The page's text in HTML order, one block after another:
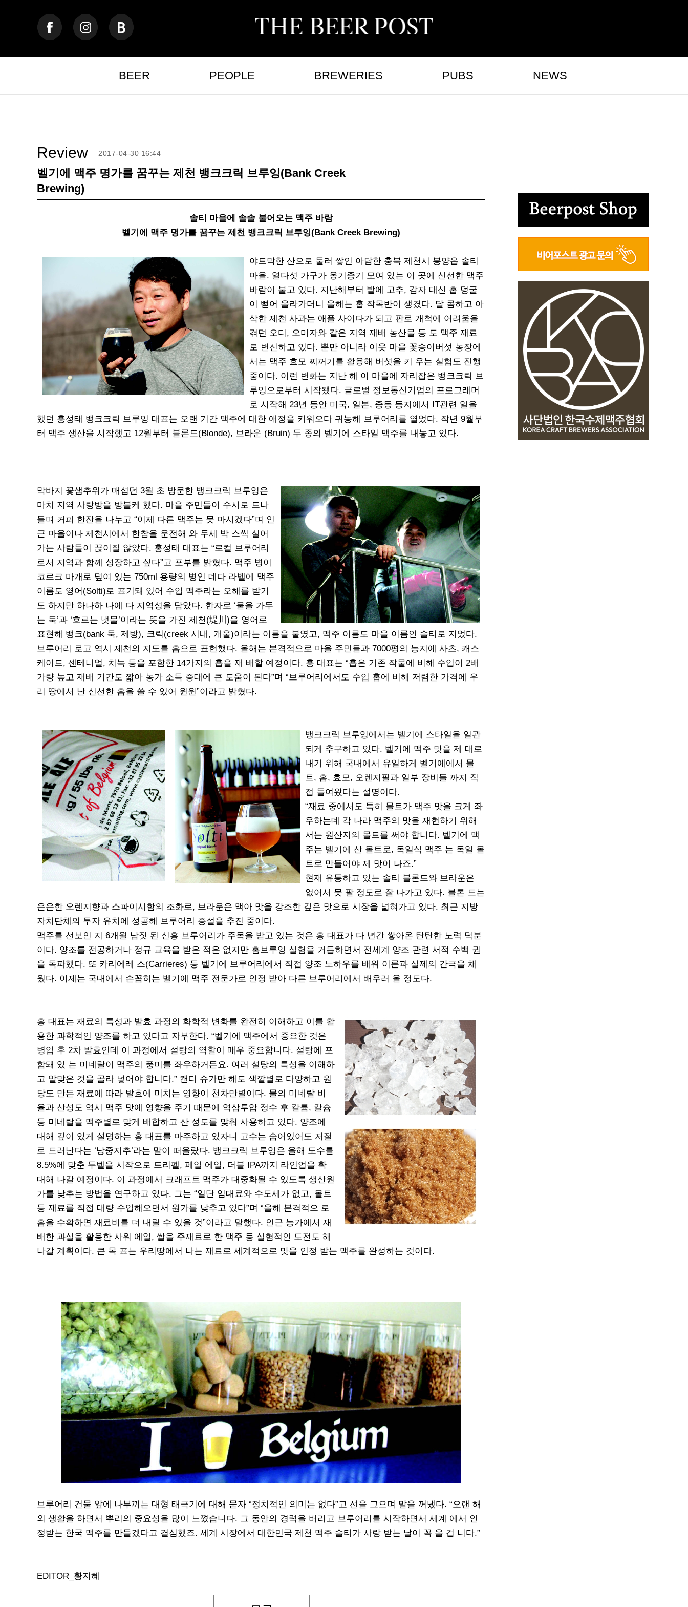
BEER PEOPLE BREWERIES PUBS NEWS
Review
벨기에 맥주 명가를 꿈꾸는 제천 뱅크크릭 브루잉(Bank Creek
Brewing)
2017-04-30 16:44
솔티 마을에 솔솔 불어오는 맥주 바람
벨기에 맥주 명가를 꿈꾸는 제천 뱅크크릭 브루잉(Bank Creek Brewing)
야트막한 산으로 둘러 쌓인 아담한 충북 제천시 봉양읍 솔티
마을. 열다섯 가구가 옹기종기 모여 있는 이 곳에 신선한 맥주
바람이 불고 있다. 지난해부터 밭에 고추, 감자 대신 홉 덩굴
이 뻗어 올라가더니 올해는 홉 작목반이 생겼다. 달 콤하고 아
삭한 제천 사과는 애플 사이다가 되고 판로 개척에 어려움을
겪던 오디, 오미자와 같은 지역 재배 농산물 등 도 맥주 재료
로 변신하고 있다. 뿐만 아니라 이웃 마을 꽃송이버섯 농장에
서는 맥주 효모 찌꺼기를 활용해 버섯을 키 우는 실험도 진행
중이다. 이런 변화는 지난 해 이 마을에 자리잡은 뱅크크릭 브
루잉으로부터 시작됐다. 글로벌 정보통신기업의 프로그래머
로 시작해 23년 동안 미국, 일본, 중동 등지에서 IT관련 일을
했던 홍성태 뱅크크릭 브루잉 대표는 오랜 기간 맥주에 대한 애정을 키워오다 귀농해 브루어리를 열었다. 작년 9월부
터 맥주 생산을 시작했고 12월부터 블론드(Blonde), 브라운 (Bruin) 두 종의 벨기에 스타일 맥주를 내놓고 있다.
막바지 꽃샘추위가 매섭던 3월 초 방문한 뱅크크릭 브루잉은
마치 지역 사랑방을 방불케 했다. 마을 주민들이 수시로 드나
들며 커피 한잔을 나누고 “이제 다른 맥주는 못 마시겠다”며 인
근 마을이나 제천시에서 한참을 운전해 와 두세 박 스씩 실어
가는 사람들이 끊이질 않았다. 홍성태 대표는 “로컬 브루어리
로서 지역과 함께 성장하고 싶다”고 포부를 밝혔다. 맥주 병이
코르크 마개로 덮여 있는 750ml 용량의 병인 데다 라벨에 맥주
이름도 영어(Solti)로 표기돼 있어 수입 맥주라는 오해를 받기
도 하지만 하나하 나에 다 지역성을 담았다. 한자로 ‘물을 가두
는 둑’과 ‘흐르는 냇물’이라는 뜻을 가진 제천(堤川)을 영어로
표현해 뱅크(bank 둑, 제방), 크릭(creek 시내, 개울)이라는 이름을 붙였고, 맥주 이름도 마을 이름인 솔티로 지었다.
브루어리 로고 역시 제천의 지도를 홉으로 표현했다. 올해는 본격적으로 마을 주민들과 7000평의 농지에 사츠, 캐스
케이드, 센테니얼, 치눅 등을 포함한 14가지의 홉을 재 배할 예정이다. 홍 대표는 “홉은 기존 작물에 비해 수입이 2배
가량 높고 재배 기간도 짧아 농가 소득 증대에 큰 도움이 된다”며 “브루어리에서도 수입 홉에 비해 저렴한 가격에 우
리 땅에서 난 신선한 홉을 쓸 수 있어 윈윈”이라고 밝혔다.
뱅크크릭 브루잉에서는 벨기에 스타일을 일관
되게 추구하고 있다. 벨기에 맥주 맛을 제 대로
내기 위해 국내에서 유일하게 벨기에에서 몰
트, 홉, 효모, 오렌지필과 일부 장비들 까지 직
접 들여왔다는 설명이다.
“재료 중에서도 특히 몰트가 맥주 맛을 크게 좌
우하는데 각 나라 맥주의 맛을 재현하기 위해
서는 원산지의 몰트를 써야 합니다. 벨기에 맥
주는 벨기에 산 몰트로, 독일식 맥주 는 독일 몰
트로 만들어야 제 맛이 나죠.”
현재 유통하고 있는 솔티 블론드와 브라운은
없어서 못 팔 정도로 잘 나가고 있다. 블론 드는
은은한 오렌지향과 스파이시함의 조화로, 브라운은 맥아 맛을 강조한 깊은 맛으로 시장을 넓혀가고 있다. 최근 지방
자치단체의 투자 유치에 성공해 브루어리 증설을 추진 중이다.
맥주를 선보인 지 6개월 남짓 된 신흥 브루어리가 주목을 받고 있는 것은 홍 대표가 다 년간 쌓아온 탄탄한 노력 덕분
이다. 양조를 전공하거나 정규 교육을 받은 적은 없지만 홈브루잉 실험을 거듭하면서 전세계 양조 관련 서적 수백 권
을 독파했다. 또 카리에레 스(Carrieres) 등 벨기에 브루어리에서 직접 양조 노하우를 배워 이론과 실제의 간극을 채
웠다. 이제는 국내에서 손꼽히는 벨기에 맥주 전문가로 인정 받아 다른 브루어리에서 배우러 올 정도다.
홍 대표는 재료의 특성과 발효 과정의 화학적 변화를 완전히 이해하고 이를 활
용한 과학적인 양조를 하고 있다고 자부한다. “벨기에 맥주에서 중요한 것은
병입 후 2차 발효인데 이 과정에서 설탕의 역할이 매우 중요합니다. 설탕에 포
함돼 있 는 미네랄이 맥주의 풍미를 좌우하거든요. 여러 설탕의 특성을 이해하
고 알맞은 것을 골라 넣어야 합니다.” 캔디 슈가만 해도 색깔별로 다양하고 원
당도 만든 재료에 따라 발효에 미치는 영향이 천차만별이다. 물의 미네랄 비
율과 산성도 역시 맥주 맛에 영향을 주기 때문에 역삼투압 정수 후 칼륨, 칼슘
등 미네랄을 맥주별로 맞게 배합하고 산 성도를 맞춰 사용하고 있다. 양조에
대해 깊이 있게 설명하는 홍 대표를 마주하고 있자니 고수는 숨어있어도 저절
로 드러난다는 ‘낭중지추’라는 말이 떠올랐다. 뱅크크릭 브루잉은 올해 도수를
8.5%에 맞춘 두벨을 시작으로 트리펠, 페일 에일, 더블 IPA까지 라인업을 확
대해 나갈 예정이다. 이 과정에서 크래프트 맥주가 대중화될 수 있도록 생산원
가를 낮추는 방법을 연구하고 있다. 그는 “일단 임대료와 수도세가 없고, 몰트
등 재료를 직접 대량 수입해오면서 원가를 낮추고 있다”며 “올해 본격적으 로
홉을 수확하면 재료비를 더 내릴 수 있을 것”이라고 말했다. 인근 농가에서 재
배한 과실을 활용한 사워 에일, 쌀을 주재료로 한 맥주 등 실험적인 도전도 해
나갈 계획이다. 큰 목 표는 우리땅에서 나는 재료로 세계적으로 맛을 인정 받는 맥주를 완성하는 것이다.
브루어리 건물 앞에 나부끼는 대형 태극기에 대해 묻자 “정치적인 의미는 없다”고 선을 그으며 말을 꺼냈다. “오랜 해
외 생활을 하면서 뿌리의 중요성을 많이 느꼈습니다. 그 동안의 경력을 버리고 브루어리를 시작하면서 세계 에서 인
정받는 한국 맥주를 만들겠다고 결심했죠. 세계 시장에서 대한민국 제천 맥주 솔티가 사랑 받는 날이 꼭 올 겁 니다.”
EDITOR_황지혜